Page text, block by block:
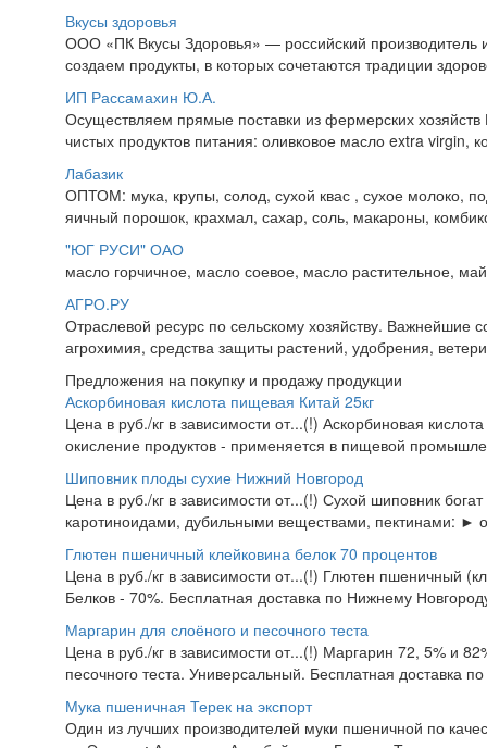
Вкусы здоровья
ООО «ПК Вкусы Здоровья» — российский
создаем продукты, в которых сочетаются традиции
ИП Рассамахин Ю.А.
Осуществляем прямые поставки из фермерских
чистых продуктов питания: оливковое масло extra virgin,
Лабазик
ОПТОМ: мука, крупы, солод, сухой квас , сухое молоко,
яичный порошок, крахмал, сахар, соль, макароны,
"ЮГ РУСИ" ОАО
масло горчичное, масло соевое, масло растительное,
АГРО.РУ
Отраслевой ресурс по сельскому хозяйству. Важнейшие
агрохимия, средства защиты растений, удобрения,
Предложения на покупку и продажу продукции
Аскорбиновая кислота пищевая Китай 25кг
Цена в руб./кг в зависимости от...(!) Аскорбиновая
окисление продуктов - применяется в пищевой
Шиповник плоды сухие Нижний Новгород
Цена в руб./кг в зависимости от...(!) Сухой шиповник
каротиноидами, дубильными веществами, пектинами:
Глютен пшеничный клейковина белок 70 процентов
Цена в руб./кг в зависимости от...(!) Глютен пшеничный
Белков - 70%. Бесплатная доставка по Нижнему
Маргарин для слоёного и песочного теста
Цена в руб./кг в зависимости от...(!) Маргарин 72, 5% и
песочного теста. Универсальный. Бесплатная доставка
Мука пшеничная Терек на экспорт
Один из лучших производителей муки пшеничной по